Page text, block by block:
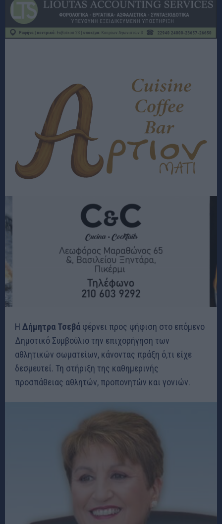
Η Δήμητρα Τσεβά φέρνει προς ψήφιση στο επόμενο
Δημοτικό Συμβούλιο την επιχορήγηση των
αθλητικών σωματείων, κάνοντας πράξη ό,τι είχε
δεσμευτεί. Τη στήριξη της καθημερινής
προσπάθειας αθλητών, προπονητών και γονιών.